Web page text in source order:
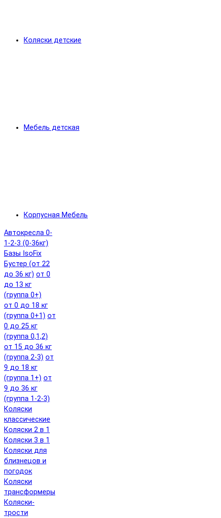
Коляски детские
Мебель детская
Корпусная Мебель
Автокресла 0-
1-2-3 (0-36кг)
Базы IsoFix
Бустер (от 22
до 36 кг) от 0
до 13 кг
(группа 0+)
от 0 до 18 кг
(группа 0+1) от
0 до 25 кг
(группа 0,1,2)
от 15 до 36 кг
(группа 2-3) от
9 до 18 кг
(группа 1+) от
9 до 36 кг
(группа 1-2-3)
Коляски
классические
Коляски 2 в 1
Коляски 3 в 1
Коляски для
близнецов и
погодок
Коляски
трансформеры
Коляски-
трости